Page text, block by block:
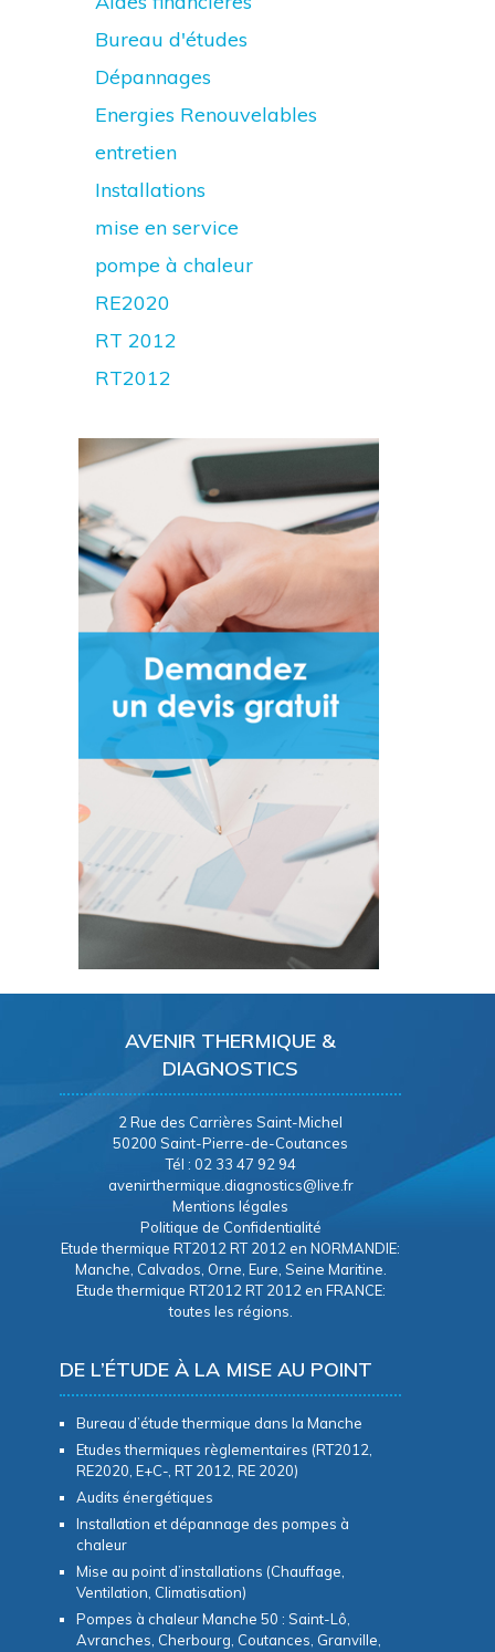
Bureau d'études
Dépannages
Energies Renouvelables
entretien
Installations
mise en service
pompe à chaleur
RE2020
RT 2012
RT2012
AVENIR THERMIQUE &
DIAGNOSTICS
2 Rue des Carrières Saint-Michel
50200 Saint-Pierre-de-Coutances
Tél : 02 33 47 92 94
avenirthermique.diagnostics@live.fr
Mentions légales
Politique de Confidentialité
Etude thermique RT2012 RT 2012 en NORMANDIE:
Manche, Calvados, Orne, Eure, Seine Maritine.
Etude thermique RT2012 RT 2012 en FRANCE:
toutes les régions.
DE L’ÉTUDE À LA MISE AU POINT
Bureau d’étude thermique dans la Manche
Etudes thermiques règlementaires (RT2012,
RE2020, E+C-, RT 2012, RE 2020)
Audits énergétiques
Installation et dépannage des pompes à
chaleur
Mise au point d’installations (Chauffage,
Ventilation, Climatisation)
Pompes à chaleur Manche 50 : Saint-Lô,
Avranches, Cherbourg, Coutances, Granville,